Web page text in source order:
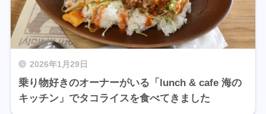
2026年1月29日
乗り物好きのオーナーがいる「lunch & cafe 海の
キッチン」でタコライスを食べてきました